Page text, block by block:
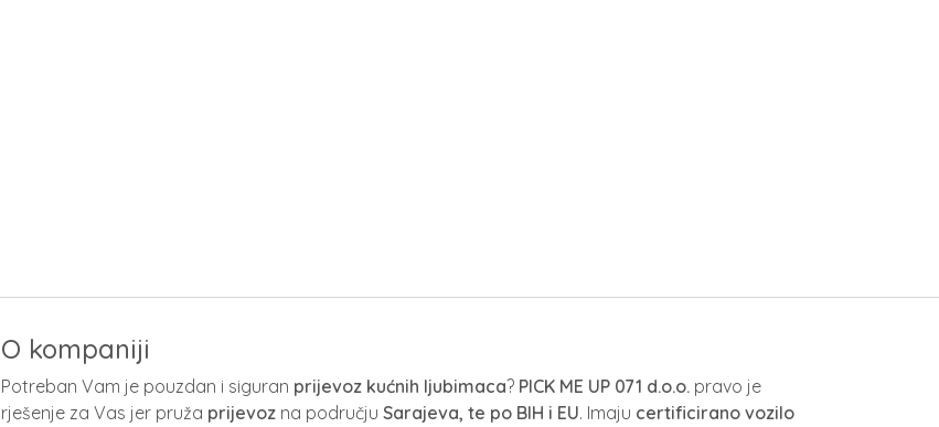
O kompaniji
Potreban Vam je pouzdan i siguran prijevoz kućnih ljubimaca? PICK ME UP 071 d.o.o. pravo je
rješenje za Vas jer pruža prijevoz na području Sarajeva, te po BIH i EU. Imaju certificirano vozilo